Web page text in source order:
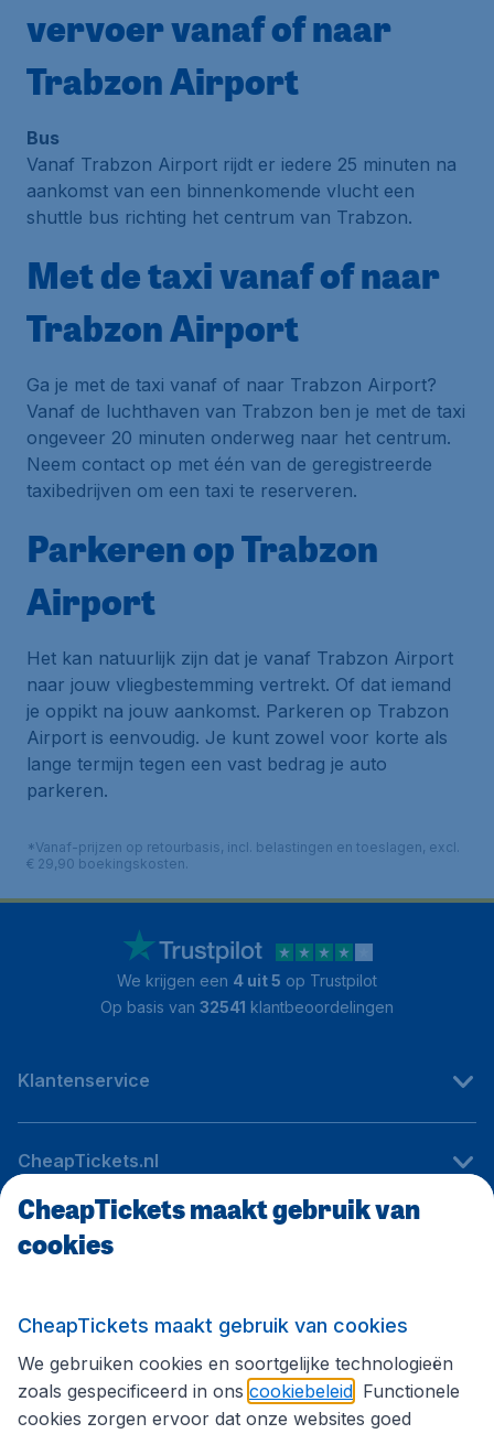
vervoer vanaf of naar
Trabzon Airport
Bus
Vanaf Trabzon Airport rijdt er iedere 25 minuten na
aankomst van een binnenkomende vlucht een
shuttle bus richting het centrum van Trabzon.
Met de taxi vanaf of naar
Trabzon Airport
Ga je met de taxi vanaf of naar Trabzon Airport?
Vanaf de luchthaven van Trabzon ben je met de taxi
ongeveer 20 minuten onderweg naar het centrum.
Neem contact op met één van de geregistreerde
taxibedrijven om een taxi te reserveren.
Parkeren op Trabzon
Airport
Het kan natuurlijk zijn dat je vanaf Trabzon Airport
naar jouw vliegbestemming vertrekt. Of dat iemand
je oppikt na jouw aankomst. Parkeren op Trabzon
Airport is eenvoudig. Je kunt zowel voor korte als
lange termijn tegen een vast bedrag je auto
parkeren.
*Vanaf-prijzen op retourbasis, incl. belastingen en toeslagen, excl.
€ 29,90 boekingskosten.
We krijgen een 4 uit 5 op Trustpilot
Op basis van 32541 klantbeoordelingen
Klantenservice
CheapTickets.nl
Internationale sites
Volg CheapTickets.nl
CheapTickets maakt gebruik van
cookies
CheapTickets maakt gebruik van cookies
We gebruiken cookies en soortgelijke technologieën
zoals gespecificeerd in ons cookiebeleid . Functionele
cookies zorgen ervoor dat onze websites goed